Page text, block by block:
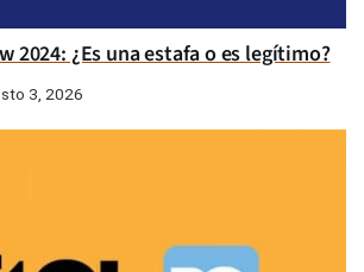
2024: ¿Es una estafa o es legítimo?
3, 2026